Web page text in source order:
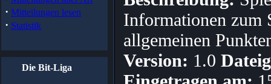
· Mitteilungen lesen
· Statistik
Die Bit-Liga
Informationen zum
allgemeinen
Version: 1.0